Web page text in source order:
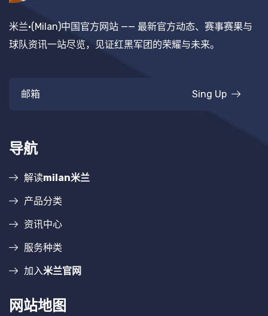
米兰·(Milan)中国官方网站 —— 最新官方动态、赛事赛果与
球队资讯一站尽览，见证红黑军团的荣耀与未来。
Sing Up
导航
解读milan米兰
产品分类
资讯中心
服务种类
加入米兰官网
网站地图